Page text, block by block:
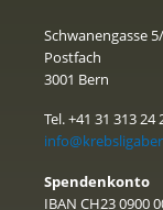
Schwanengasse
Postfach
3001 Bern
Tel. +41 31 313 24
Spendenkonto
IBAN CH23 0900